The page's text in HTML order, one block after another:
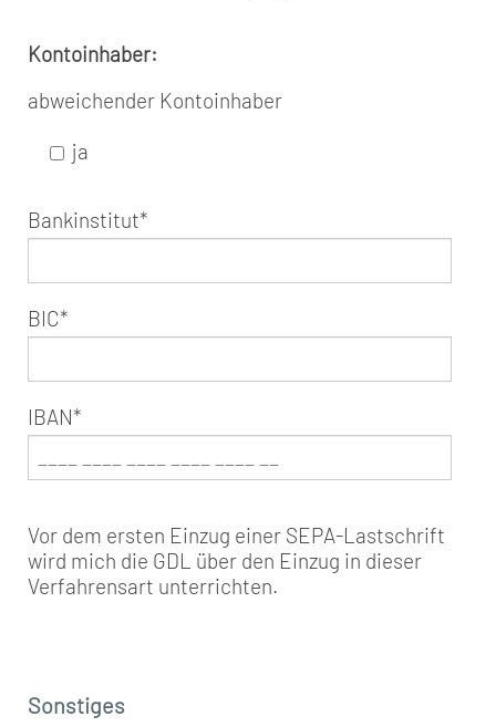
Kontoinhaber:
abweichender Kontoinhaber
ja
Bankinstitut*
BIC*
IBAN*
Vor dem ersten Einzug einer SEPA-Lastschrift
wird mich die GDL über den Einzug in dieser
Verfahrensart unterrichten.
Sonstiges